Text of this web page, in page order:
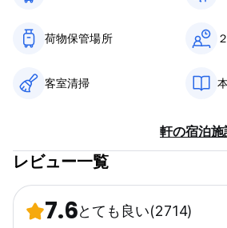
same room. We advise to book a
• We do not accept groups of more
• ALL guests will be required to
upon check in.
• The hostel is split on to 2 levels,
only pack what you can carry in your
荷物保管場所
客室清掃
軒の宿泊
レビュー一覧
7.6とても良い(2714)